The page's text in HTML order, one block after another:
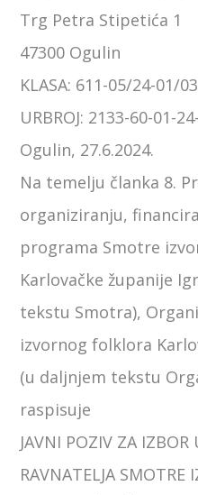
Trg Petra Stipetića 1
47300 Ogulin
KLASA: 611-05/24-01/03
URBROJ: 2133-60-01-
Ogulin, 27.6.2024.
Na temelju članka 8.
organiziranju,
programa Smotre
Karlovačke županije
tekstu Smotra),
izvornog folklora
(u daljnjem tekstu
raspisuje
JAVNI POZIV ZA IZBOR
RAVNATELJA SMOTRE